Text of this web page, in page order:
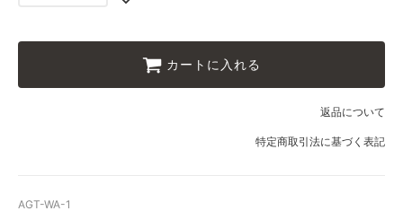
カートに入れる
返品について
特定商取引法に基づく表記
AGT-WA-1